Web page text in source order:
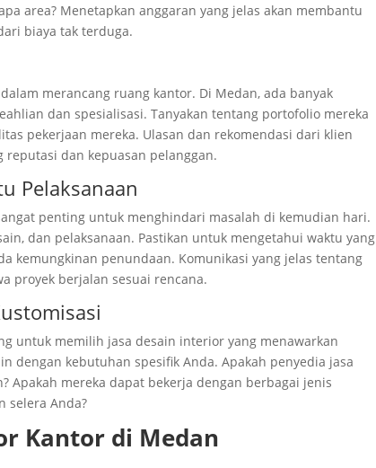
area? Menetapkan anggaran yang jelas akan membantu
biaya tak terduga.
merancang ruang kantor. Di Medan, ada banyak
dan spesialisasi. Tanyakan tentang portofolio mereka
pekerjaan mereka. Ulasan dan rekomendasi dari klien
dan kepuasan pelanggan.
Pelaksanaan
penting untuk menghindari masalah di kemudian hari.
dan pelaksanaan. Pastikan untuk mengetahui waktu yang
kemungkinan penundaan. Komunikasi yang jelas tentang
proyek berjalan sesuai rencana.
untuk memilih jasa desain interior yang menawarkan
dengan kebutuhan spesifik Anda. Apakah penyedia jasa
mereka dapat bekerja dengan berbagai jenis
selera Anda?
Kantor di Medan